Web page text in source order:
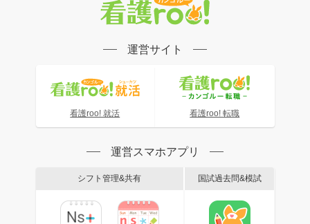
運営サイト
看護roo! 就活 看護roo! 転職
運営スマホアプリ
シフト管理&共有 国試過去問&模試